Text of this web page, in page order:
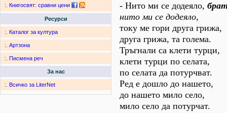
:. Книгосвят: сравни цени
Ресурси
:. Каталог за култура
:. Артзона
:. Писмена реч
За нас
:. Всичко за LiterNet
- Нито ми се додеяло,
нито ми се додеяло,
току ме гори друга грижа,
друга грижа, та голема.
Тръгнали са клети турци,
клети турци по селата,
по селата да потурчват.
Ред е дошло до нашето,
до нашето мило село,
мило село да потурчат.